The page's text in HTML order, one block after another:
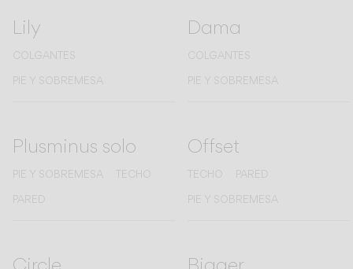
Lily
COLGANTES
PIE Y SOBREMESA
Dama
COLGANTES
PIE Y SOBREMESA
Plusminus solo
PIE Y SOBREMESA
TECHO
PARED
Offset
TECHO
PARED
PIE Y SOBREMESA
Circle Bigger